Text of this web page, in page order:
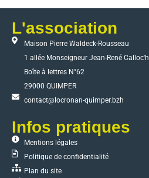
L'association
Maison Pierre Waldeck-Rousseau
1 allée Monseigneur Jean-René Calloc'h
Boîte à lettres N°62
29000 QUIMPER
contact@locronan-quimper.bzh
Infos pratiques
Mentions légales
Politique de confidentialité
Plan du site